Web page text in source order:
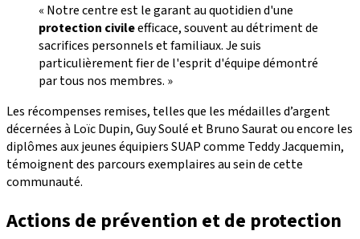
« Notre centre est le garant au quotidien d'une
protection civileefficace, souvent au détriment de
sacrifices personnels et familiaux. Je suis
particulièrement fier de l'esprit d'équipe démontré
par tous nos membres. »
Les récompenses remises, telles que les médailles d’argent
décernées à Loïc Dupin, Guy Soulé et Bruno Saurat ou encore les
diplômes aux jeunes équipiers SUAP comme Teddy Jacquemin,
témoignent des parcours exemplaires au sein de cette
communauté.
Actions de prévention et de protection